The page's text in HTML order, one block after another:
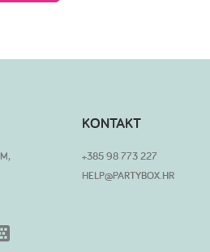
KONTAKT
+385 98 773 227
HELP@PARTYBOX.HR